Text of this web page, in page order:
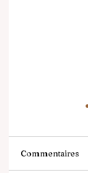
Commentaires